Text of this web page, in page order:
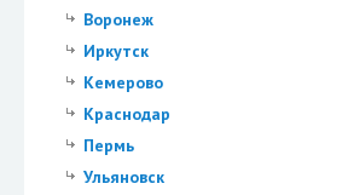
Воронеж
Иркутск
Кемерово
Краснодар
Пермь
Ульяновск